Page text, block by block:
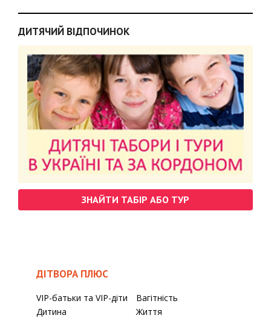
ДИТЯЧИЙ ВІДПОЧИНОК
ЗНАЙТИ ТАБІР АБО ТУР
ДІТВОРА ПЛЮС
VIP-батьки та VIP-діти
Вагітність
Дитина
Життя